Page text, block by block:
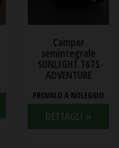
Camper
semintegrale
SUNLIGHT T67S
ADVENTURE
PROVALO A NOLEGGIO
DETTAGLI »